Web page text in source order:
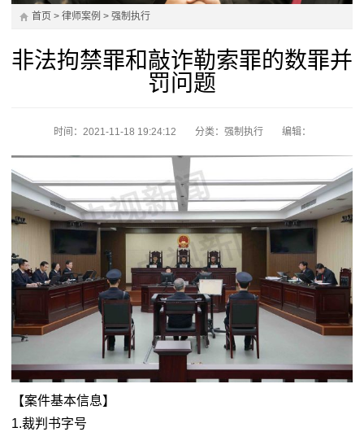
首页 > 律师案例 > 强制执行
非法拘禁罪和敲诈勒索罪的数罪并
罚问题
时间：2021-11-18 19:24:12 分类： 强制执行 编辑：
【案件基本信息】
1.裁判书字号